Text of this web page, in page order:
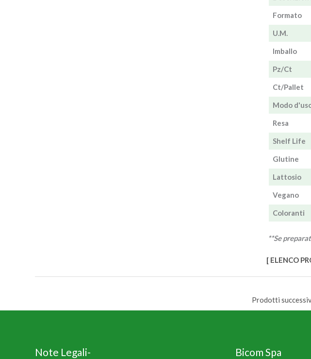
Formato
U.M.
Imballo
Pz/Ct
Ct/Pallet
Modo
Resa
Shelf Life
Glutine
Lattosio
Vegano
Coloranti
**Se
[ ELENCO
Prodotti
Note Legali- Bicom Spa